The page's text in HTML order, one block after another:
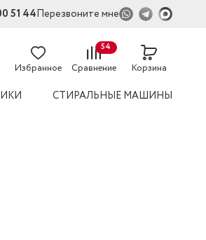
51 44Перезвоните мне
Избранное Сравнение
54
Корзина
СТИРАЛЬНЫЕ МАШИНЫ